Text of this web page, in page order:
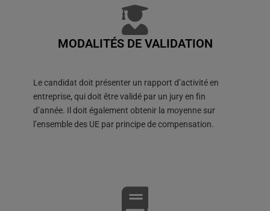
MODALITÉS DE VALIDATION
Le candidat doit présenter un rapport d’activité en
entreprise, qui doit être validé par un jury en fin
d’année. Il doit également obtenir la moyenne sur
l’ensemble des UE par principe de compensation.